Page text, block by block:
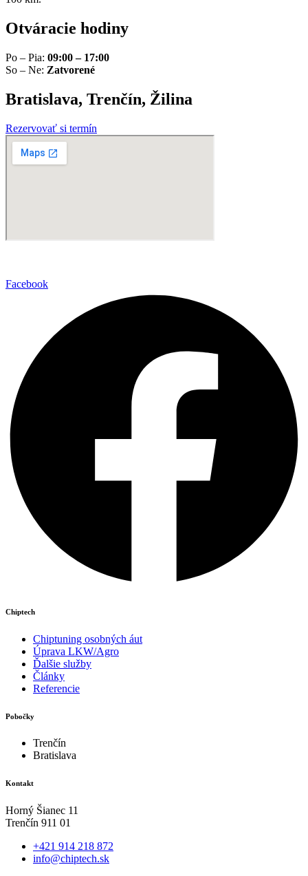
Otváracie hodiny
Po – Pia: 09:00 – 17:00
So – Ne: Zatvorené
Bratislava, Trenčín, Žilina
Rezervovať si termín
Facebook
Chiptech
Chiptuning osobných áut
Úprava LKW/Agro
Ďalšie služby
Články
Referencie
Pobočky
Trenčín
Bratislava
Kontakt
Horný Šianec 11
Trenčín 911 01
+421 914 218 872
info@chiptech.sk